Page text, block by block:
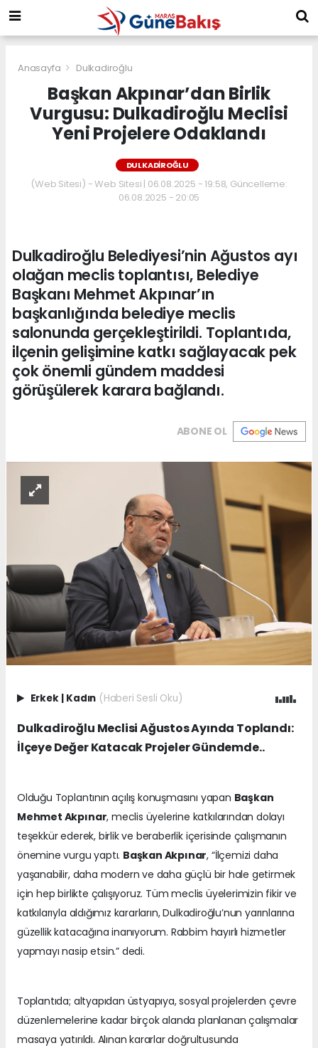
Anasayfa Dulkadiroğlu
Başkan Akpınar’dan Birlik
Vurgusu: Dulkadiroğlu Meclisi
Yeni Projelere Odaklandı
DULKADIROĞLU
(Web Sitesi) - Web Sitesi | 06.08.2025 - 19:58, Güncelleme:
06.08.2025 - 20:05
Dulkadiroğlu Belediyesi’nin Ağustos ayı
olağan meclis toplantısı, Belediye
Başkanı Mehmet Akpınar’ın
başkanlığında belediye meclis
salonunda gerçekleştirildi. Toplantıda,
ilçenin gelişimine katkı sağlayacak pek
çok önemli gündem maddesi
görüşülerek karara bağlandı.
ABONE OL
Erkek Kadın (Haberi Sesli Oku)
Dulkadiroğlu Meclisi Ağustos Ayında Toplandı:
İlçeye Değer Katacak Projeler Gündemde..
Olduğu Toplantının açılış konuşmasını yapan Başkan
Mehmet Akpınar, meclis üyelerine katkılarından dolayı
teşekkür ederek, birlik ve beraberlik içerisinde çalışmanın
önemine vurgu yaptı. Başkan Akpınar, “İlçemizi daha
yaşanabilir, daha modern ve daha güçlü bir hale getirmek
için hep birlikte çalışıyoruz. Tüm meclis üyelerimizin fikir ve
katkılarıyla aldığımız kararların, Dulkadiroğlu’nun yarınlarına
güzellik katacağına inanıyorum. Rabbim hayırlı hizmetler
yapmayı nasip etsin.” dedi.
Toplantıda; altyapıdan üstyapıya, sosyal projelerden çevre
düzenlemelerine kadar birçok alanda planlanan çalışmalar
masaya yatırıldı. Alınan kararlar doğrultusunda